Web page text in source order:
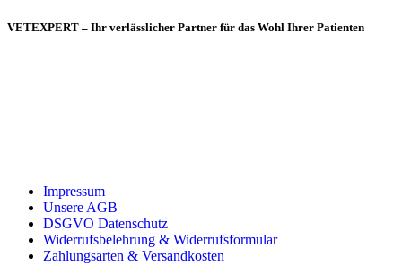
VETEXPERT – Ihr verlässlicher Partner für das Wohl Ihrer Patienten
Impressum
Unsere AGB
DSGVO Datenschutz
Widerrufsbelehrung & Widerrufsformular
Zahlungsarten & Versandkosten